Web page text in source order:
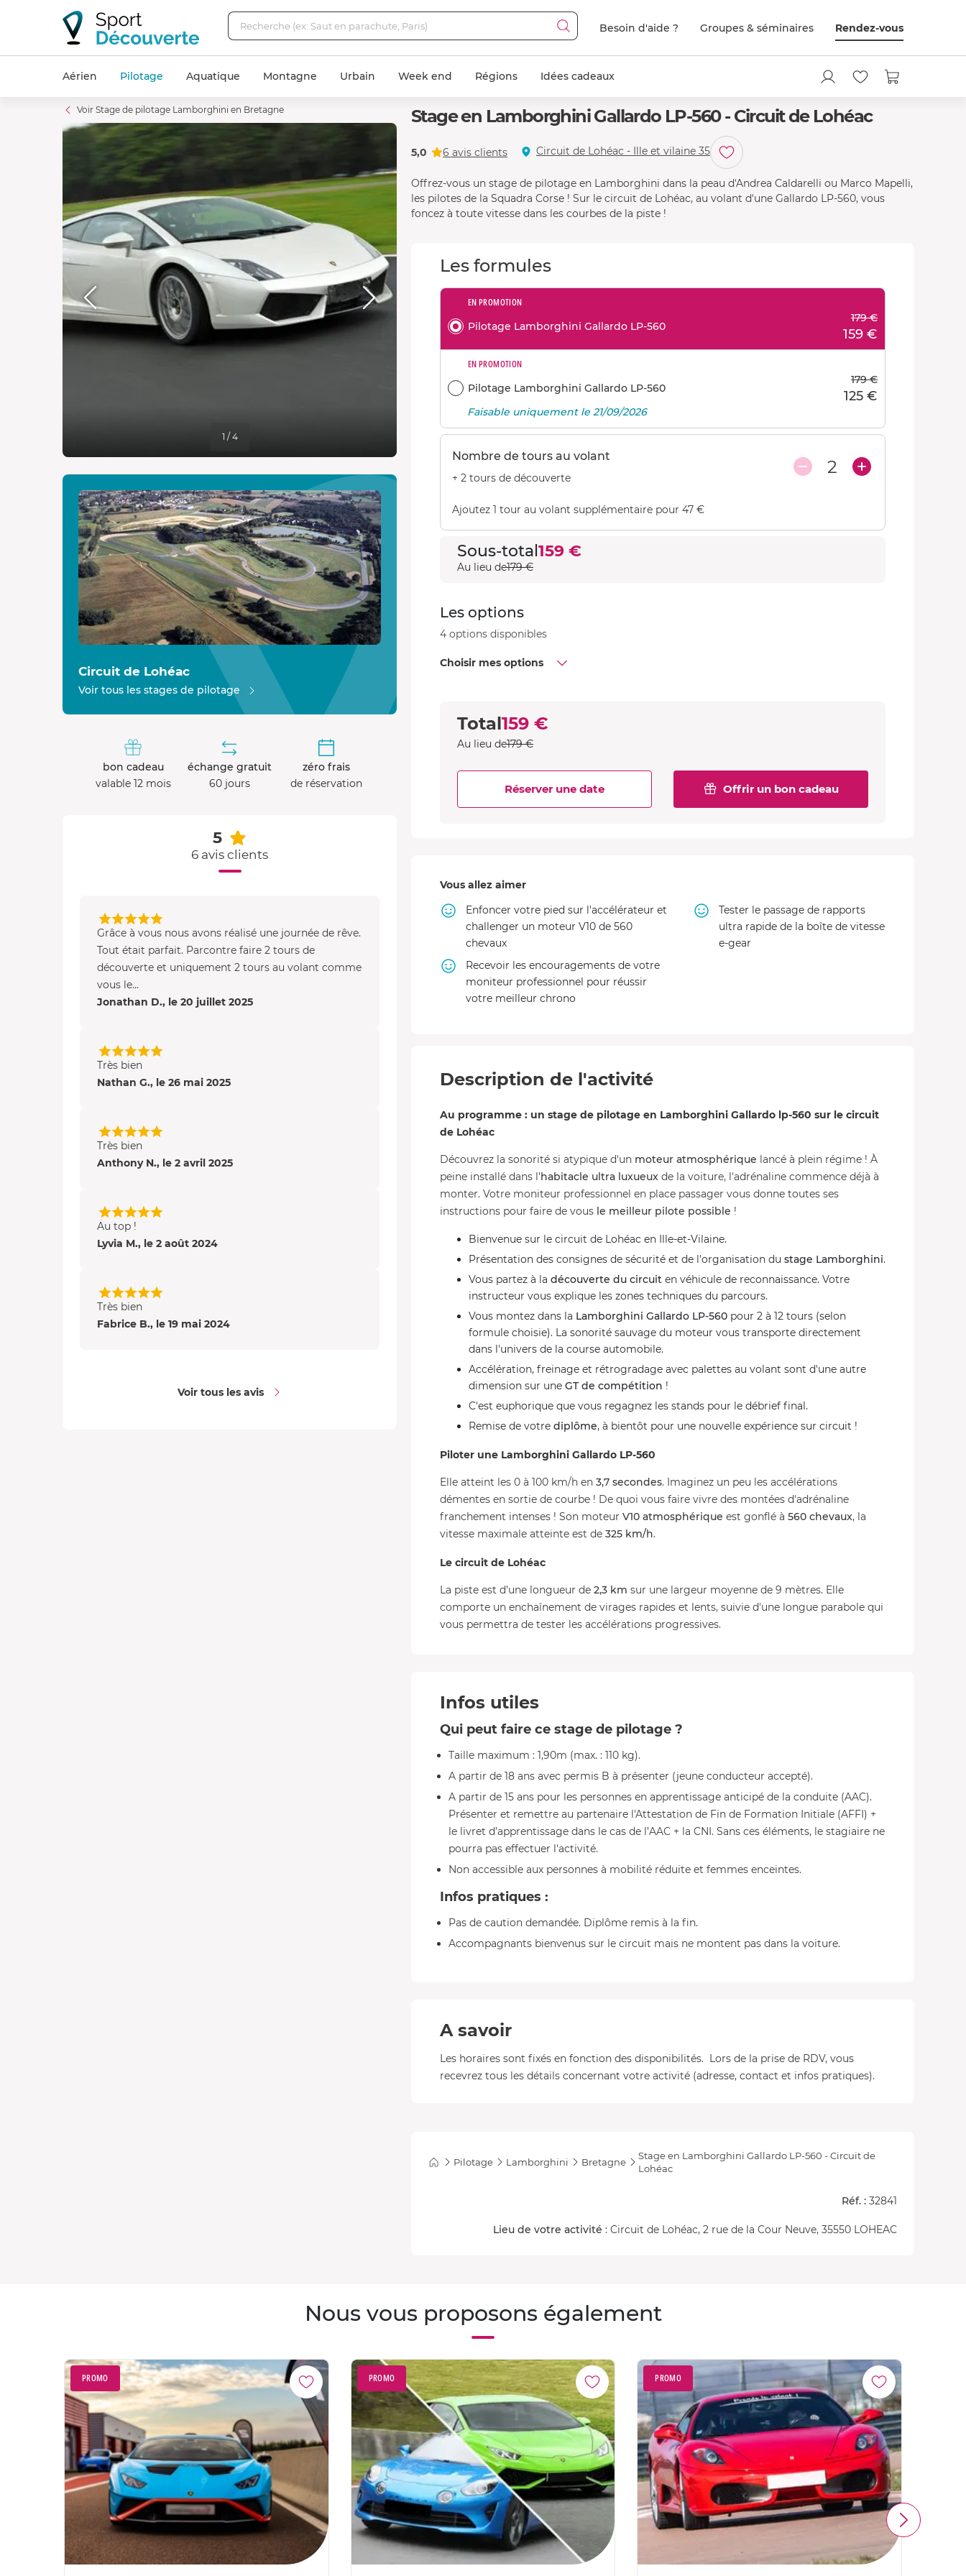
Besoin d'aide ? Groupes & séminaires Rendez-vous
Aérien Pilotage Aquatique Montagne Urbain Week end Régions Idées cadeaux
Stage en Lamborghini Gallardo LP-560 - Circuit de Lohéac
5,0 6 avis clients Circuit de Lohéac - Ille et vilaine 35
Offrez-vous un stage de pilotage en Lamborghini dans la peau d'Andrea Caldarelli ou Marco Mapelli,
les pilotes de la Squadra Corse ! Sur le circuit de Lohéac, au volant d'une Gallardo LP-560, vous
foncez à toute vitesse dans les courbes de la piste !
Les formules
EN PROMOTION
Pilotage Lamborghini Gallardo LP-560
179 €
159 €
EN PROMOTION
Pilotage Lamborghini Gallardo LP-560
179 €
125 €
Faisable uniquement le 21/09/2026
Nombre de tours au volant
+ 2 tours de découverte
2
Ajoutez 1 tour au volant supplémentaire pour 47 €
Sous-total 159 €
Au lieu de179 €
Les options
4 options disponibles
Choisir mes options
Total159 €
Au lieu de179 €
Offrir un bon cadeau
Réserver une date
Vous allez aimer
Enfoncer votre pied sur l'accélérateur et
challenger un moteur V10 de 560
chevaux
Tester le passage de rapports
ultra rapide de la boîte de vitesse
e-gear
Recevoir les encouragements de votre
moniteur professionnel pour réussir
votre meilleur chrono
Description de l'activité
Au programme : un stage de pilotage en Lamborghini Gallardo lp-560 sur le circuit
de Lohéac
Découvrez la sonorité si atypique d'un moteur atmosphérique lancé à plein régime ! À
peine installé dans l'habitacle ultra luxueux de la voiture, l'adrénaline commence déjà à
monter. Votre moniteur professionnel en place passager vous donne toutes ses
instructions pour faire de vous le meilleur pilote possible !
Bienvenue sur le circuit de Lohéac en Ille-et-Vilaine.
Présentation des consignes de sécurité et de l'organisation du stage Lamborghini.
Vous partez à la découverte du circuit en véhicule de reconnaissance. Votre
instructeur vous explique les zones techniques du parcours.
Vous montez dans la Lamborghini Gallardo LP-560 pour 2 à 12 tours (selon
formule choisie). La sonorité sauvage du moteur vous transporte directement
dans l'univers de la course automobile.
Accélération, freinage et rétrogradage avec palettes au volant sont d'une autre
dimension sur une GT de compétition !
C'est euphorique que vous regagnez les stands pour le débrief final.
Remise de votre diplôme, à bientôt pour une nouvelle expérience sur circuit !
Piloter une Lamborghini Gallardo LP-560
Elle atteint les 0 à 100 km/h en 3,7 secondes. Imaginez un peu les accélérations
démentes en sortie de courbe ! De quoi vous faire vivre des montées d'adrénaline
franchement intenses ! Son moteur V10 atmosphérique est gonflé à 560 chevaux, la
vitesse maximale atteinte est de 325 km/h.
Le circuit de Lohéac
La piste est d'une longueur de 2,3 km sur une largeur moyenne de 9 mètres. Elle
comporte un enchaînement de virages rapides et lents, suivie d'une longue parabole qui
vous permettra de tester les accélérations progressives.
Infos utiles
Qui peut faire ce stage de pilotage ?
Taille maximum : 1,90m (max. : 110 kg).
A partir de 18 ans avec permis B à présenter (jeune conducteur accepté).
A partir de 15 ans pour les personnes en apprentissage anticipé de la conduite (AAC).
Présenter et remettre au partenaire l'Attestation de Fin de Formation Initiale (AFFI) +
le livret d’apprentissage dans le cas de l’AAC + la CNI. Sans ces éléments, le stagiaire ne
pourra pas effectuer l'activité.
Non accessible aux personnes à mobilité réduite et femmes enceintes.
Infos pratiques :
Pas de caution demandée. Diplôme remis à la fin.
Accompagnants bienvenus sur le circuit mais ne montent pas dans la voiture.
A savoir
Les horaires sont fixés en fonction des disponibilités. Lors de la prise de RDV, vous
recevrez tous les détails concernant votre activité (adresse, contact et infos pratiques).
Pilotage Lamborghini Bretagne
Stage en Lamborghini Gallardo LP-560 - Circuit de
Lohéac
Réf. : 32841
Lieu de votre activité : Circuit de Lohéac, 2 rue de la Cour Neuve, 35550 LOHEAC
Voir Stage de pilotage Lamborghini en Bretagne
1 / 4
Circuit de Lohéac
Voir tous les stages de pilotage
bon cadeau
valable 12 mois
échange gratuit
60 jours
zéro frais
de réservation
5
6 avis clients
Grâce à vous nous avons réalisé une journée de rêve.
Tout était parfait. Parcontre faire 2 tours de
découverte et uniquement 2 tours au volant comme
vous le...
Jonathan D., le 20 juillet 2025
Très bien
Nathan G., le 26 mai 2025
Très bien
Anthony N., le 2 avril 2025
Au top !
Lyvia M., le 2 août 2024
Très bien
Fabrice B., le 19 mai 2024
Voir tous les avis
Nous vous proposons également
PROMO PROMO PROMO